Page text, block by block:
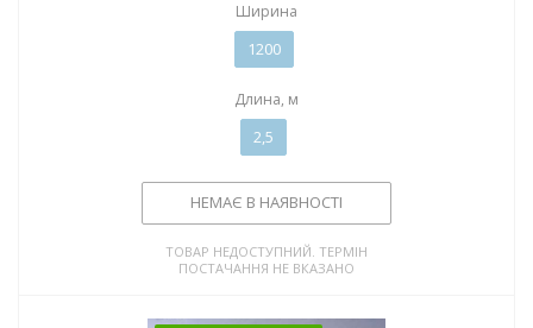
Ширина
1200
Длина, м
2,5
НЕМАЄ В НАЯВНОСТІ
ТОВАР НЕДОСТУПНИЙ. ТЕРМІН
ПОСТАЧАННЯ НЕ ВКАЗАНО